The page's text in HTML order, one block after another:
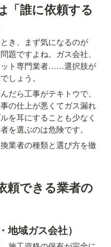
「誰に依頼する
き、まず気になるのが
題ですよね。ガス会社、
ット専門業者……選択肢が
しょう。
だら工事がテキトウで、
の仕上が悪くてガス漏れ
を耳にすることも少なく
を選ぶのは危険です。
業者の種類と選び方を徹
頼できる業者の
地域ガス会社）